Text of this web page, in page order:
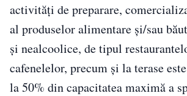
activităţi de preparare,
al produselor alimentare şi/sau
şi nealcoolice, de tipul
cafenelelor, precum şi la terase
la 50% din capacitatea maximă a